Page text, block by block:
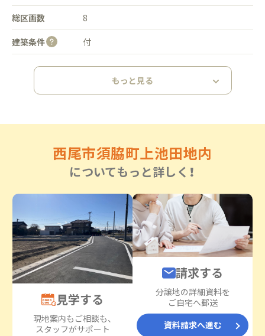
総区画数 8
建築条件 付
もっと見る
西尾市須脇町上池田地内
についてもっと詳しく！
見学する
現地案内もご相談も、
スタッフがサポート
請求する
分譲地の詳細資料を
ご自宅へ郵送
資料請求へ進む